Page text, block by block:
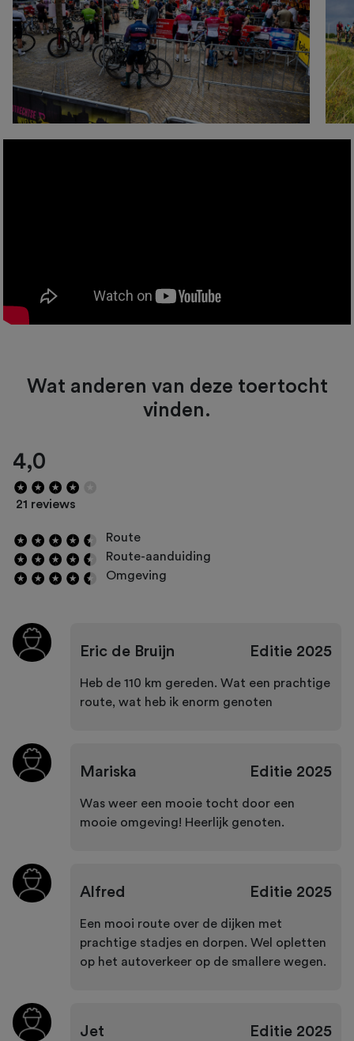
Wat anderen van deze toertocht
vinden.
4,0
21 reviews
Route
Route-aanduiding
Omgeving
Eric de Bruijn Editie2025
Heb de 110 km gereden. Wat een prachtige
route, wat heb ik enorm genoten
Mariska Editie2025
Was weer een mooie tocht door een
mooie omgeving! Heerlijk genoten.
Alfred Editie2025
Een mooi route over de dijken met
prachtige stadjes en dorpen. Wel opletten
op het autoverkeer op de smallere wegen.
Jet Editie2025